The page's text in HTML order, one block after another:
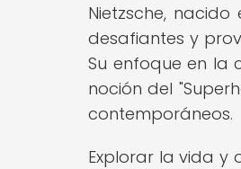
Nietzsche,
desafiantes y
Su enfoque en la
noción del
contemporáneos.
Explorar la vida y